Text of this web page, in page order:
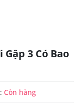
Gập 3 Có Bao
Còn hàng